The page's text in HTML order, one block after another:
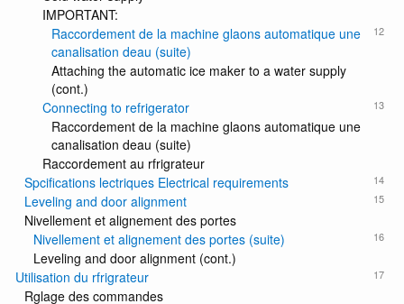
IMPORTANT:
12
Raccordement de la machine glaons automatique une
canalisation deau (suite)
Attaching the automatic ice maker to a water supply
(cont.)
13
Connecting to refrigerator
Raccordement de la machine glaons automatique une
canalisation deau (suite)
Raccordement au rfrigrateur
14
Spcifications lectriques Electrical requirements
15
Leveling and door alignment
Nivellement et alignement des portes
16
Nivellement et alignement des portes (suite)
Leveling and door alignment (cont.)
17
Utilisation du rfrigrateur
Rglage des commandes